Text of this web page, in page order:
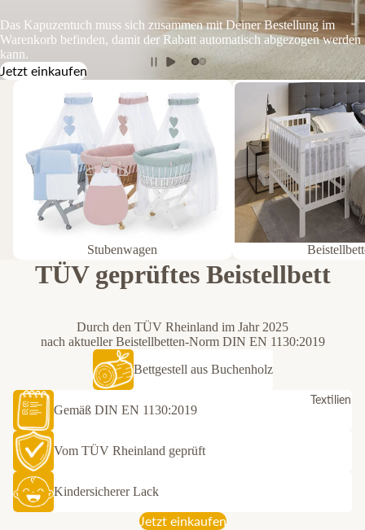
Textilien
Das Kapuzentuch muss sich zusammen mit Deiner Bestellung im
Warenkorb befinden, damit der Rabatt automatisch abgezogen werden
kann.
Jetzt einkaufen
Stubenwagen
Beistellbetten
TÜV geprüftes Beistellbett
Durch den TÜV Rheinland im Jahr 2025
nach aktueller Beistellbetten-Norm DIN EN 1130:2019
Bettgestell aus Buchenholz
Gemäß DIN EN 1130:2019
Vom TÜV Rheinland geprüft
Kindersicherer Lack
Jetzt einkaufen